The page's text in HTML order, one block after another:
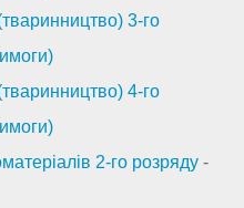
3-го
4-го
2-го розряду -